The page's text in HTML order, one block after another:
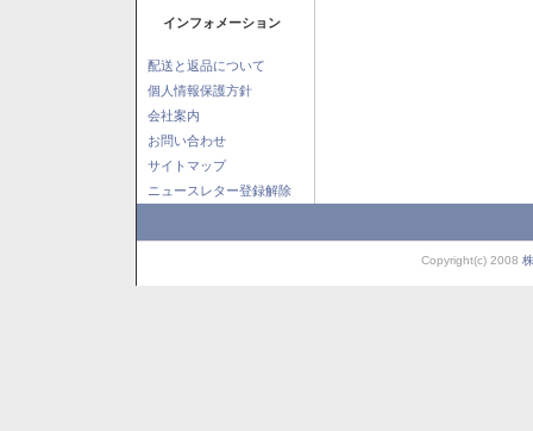
インフォメーション
配送と返品について
個人情報保護方針
会社案内
お問い合わせ
サイトマップ
ニュースレター登録解除
Copyright(c) 2008